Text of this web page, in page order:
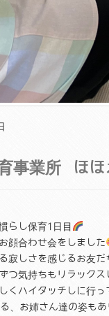
事業所 ほ
らし保育1日目
顔合わせ会をしました
寂しさを感じるお友
つ気持ちもリラック
くハイタッチしに行っ
、お姉さん達の姿も